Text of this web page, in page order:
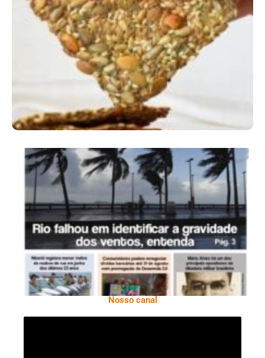
Comer Bem: Cracker De Sementes
Ano X – Número 366 01 A 07 De Agosto De
2026
Nosso canal